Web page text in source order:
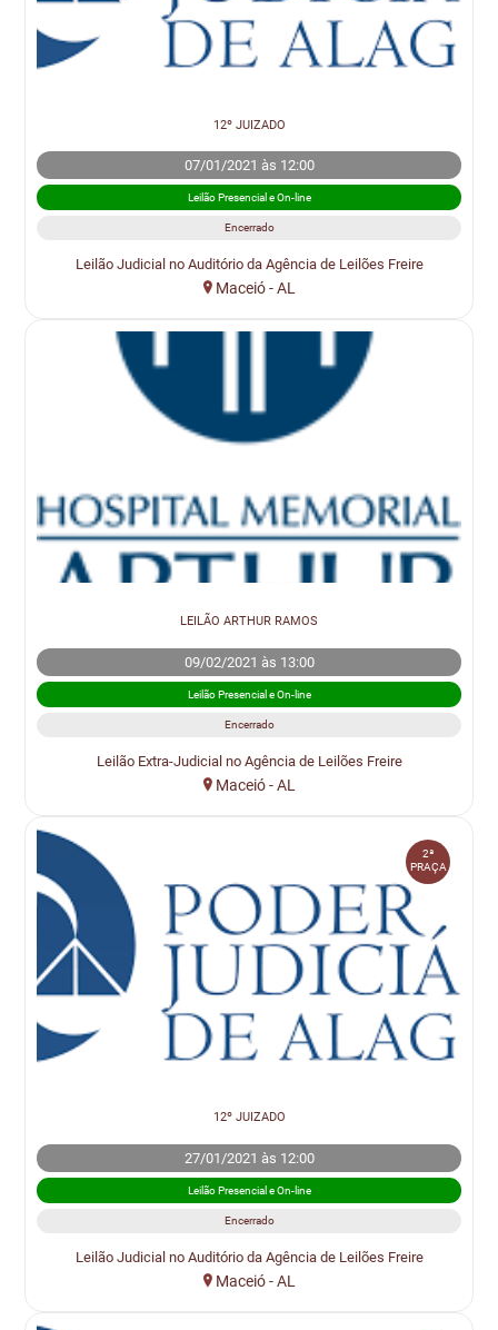
12º JUIZADO
07/01/2021 às 12:00
Leilão Presencial e On-line
Encerrado
Leilão Judicial no Auditório da Agência de Leilões Freire
Maceió - AL
LEILÃO ARTHUR RAMOS
09/02/2021 às 13:00
Leilão Presencial e On-line
Encerrado
Leilão Extra-Judicial no Agência de Leilões Freire
Maceió - AL
2ª
PRAÇA
12º JUIZADO
27/01/2021 às 12:00
Leilão Presencial e On-line
Encerrado
Leilão Judicial no Auditório da Agência de Leilões Freire
Maceió - AL